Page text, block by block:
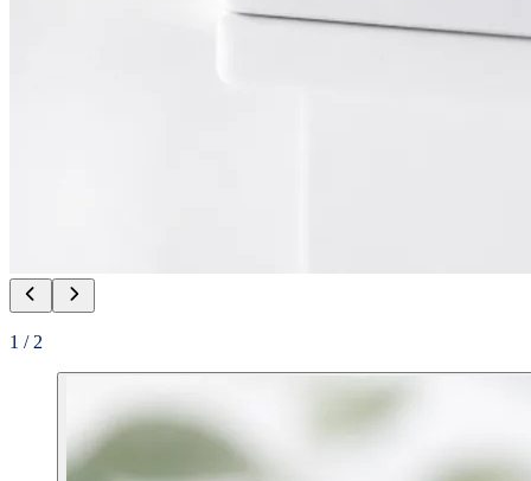
1 / 2